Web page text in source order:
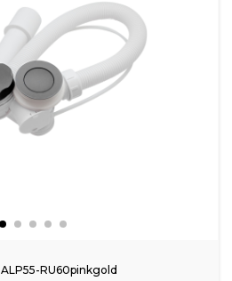
ALP55-RU60pinkgold